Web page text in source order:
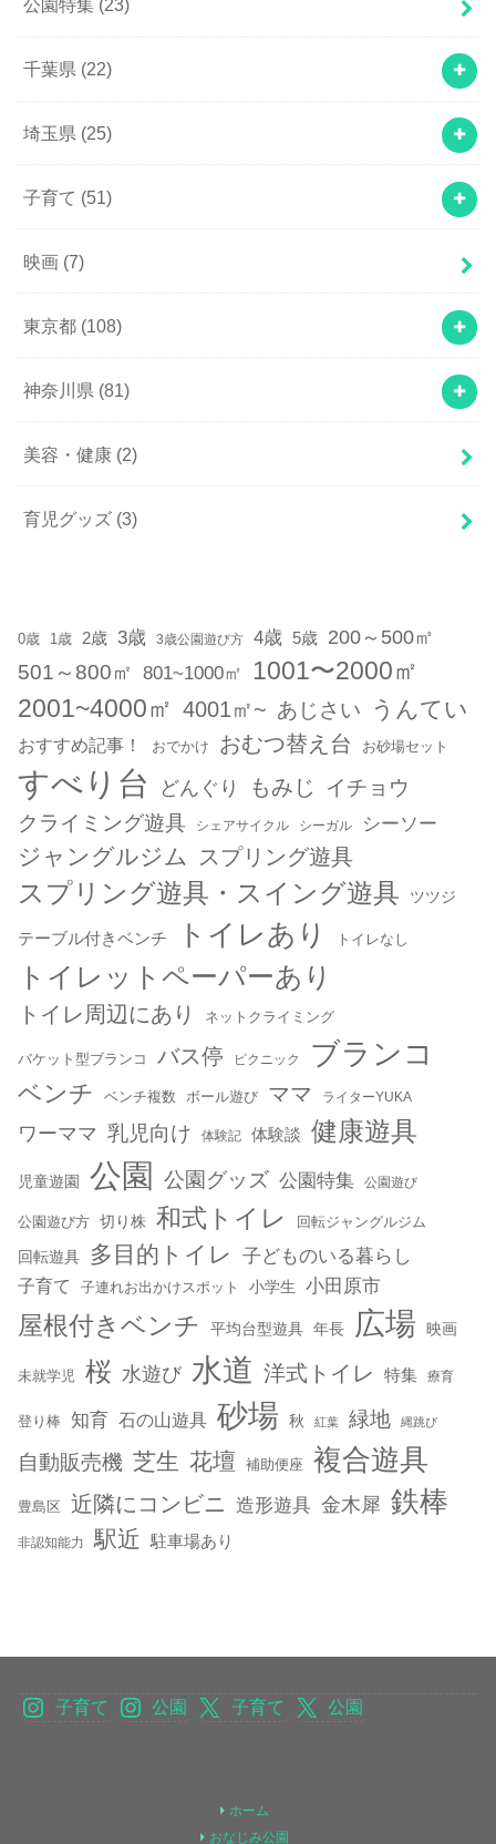
公園特集 (23)
千葉県 (22)
埼玉県 (25)
子育て (51)
映画 (7)
東京都 (108)
神奈川県 (81)
美容・健康 (2)
育児グッズ (3)
0歳 1歳 2歳 3歳 3歳公園遊び方 4歳 5歳 200～500㎡
501～800㎡ 801~1000㎡
1001〜2000㎡
2001~4000㎡ 4001㎡~ あじさい うんてい
おすすめ記事！ おでかけ おむつ替え台 お砂場セット
すべり台 どんぐり もみじ
イチョウ
クライミング遊具
シェアサイクル シーガル シーソー
ジャングルジム スプリング遊具
スプリング遊具・スイング遊具 ツツジ
テーブル付きベンチ トイレあり トイレなし
トイレットペーパーあり
トイレ周辺にあり ネットクライミング
バケット型ブランコ バス停 ピクニック ブランコ
ベンチ ベンチ複数 ボール遊び ママ ライターYUKA
ワーママ 乳児向け 体験記 体験談 健康遊具
児童遊園 公園 公園グッズ 公園特集 公園遊び
公園遊び方 切り株 和式トイレ 回転ジャングルジム
回転遊具 多目的トイレ 子どものいる暮らし
子育て 子連れお出かけスポット 小学生 小田原市
屋根付きベンチ 平均台型遊具 年長 広場 映画
未就学児 桜 水遊び 水道 洋式トイレ 特集 療育
登り棒 知育 石の山遊具 砂場 秋 紅葉 緑地 縄跳び
自動販売機 芝生 花壇 補助便座 複合遊具
豊島区 近隣にコンビニ 造形遊具 金木犀 鉄棒
非認知能力 駅近 駐車場あり
子育て 公園 子育て 公園
ホーム
おなじみ公園